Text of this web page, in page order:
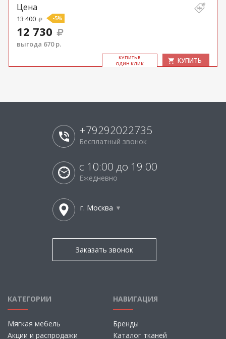
Цена
13 400 -5%
12 730
выгода 670 р.
КУ­ПИТЬ В
ОДИН КЛИК
КУПИТЬ
+79292022735
Бесплатный звонок
с 10:00 до 19:00
Ежедневно
г. Москва
Заказать звонок
КАТЕГОРИИ
Мягкая мебель
Акции и распродажи
НАВИГАЦИЯ
Бренды
Каталог тканей